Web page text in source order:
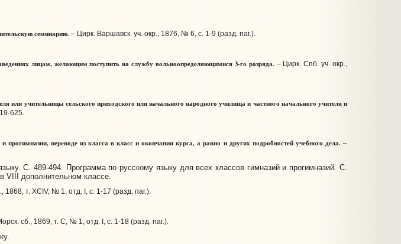
семинарию.– Цирк. Варшавск. уч. окр., 1876, № 6, с. 1-9 (разд. паг.).
лицам, желающим поступить на службу вольноопределяющимися 3-го разряда. – Цирк. Спб. уч. окр.,
или учительницы сельского приходского или начального народного училища и частного начального учителя и
625.
переводе из класса в класс и окончании курса, а равно и других подробностей учебного дела. –
С. 489-494. Программа по русскому языку для всех классов гимназий и прогимназий. С.
VIII дополнительном классе.
1868, т. XCIV, № 1, отд. I, с. 1-17 (разд. паг.).
сб., 1869, т. С, № 1, отд. I, с. 1-18 (разд. паг.).